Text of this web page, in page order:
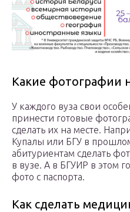
Какие фотографии
У каждого вуза свои
принести готовые
сделать их на месте.
Купалы или БГУ в
абитуриентам сделать
в вузе. А в БГУИР в этом
фото с паспорта.
Как сделать